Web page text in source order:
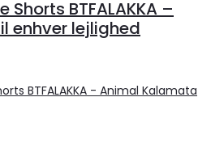
Shorts BTFALAKKA –
enhver lejlighed